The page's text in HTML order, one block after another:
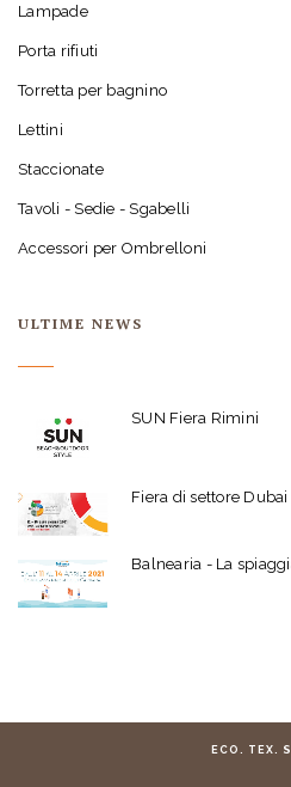
Lampade
Porta rifiuti
Torretta per bagnino
Lettini
Staccionate
Tavoli - Sedie - Sgabelli
Accessori per Ombrelloni
ULTIME NEWS
SUN Fiera Rimini
Fiera di settore Dubai
Balnearia - La
ECO. TEX.